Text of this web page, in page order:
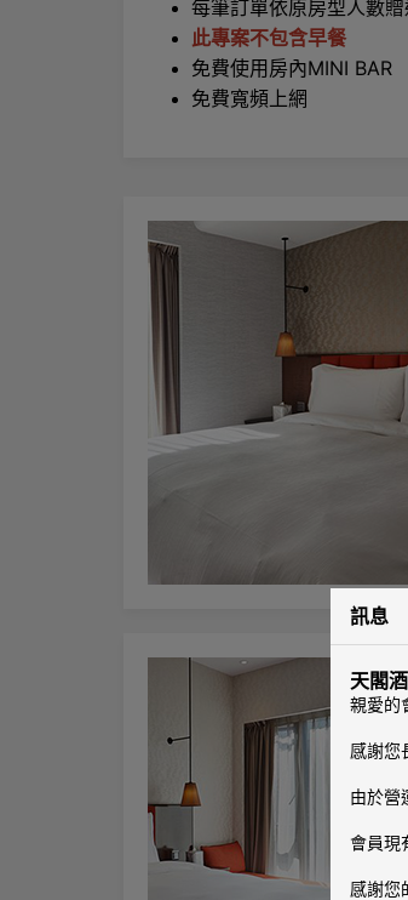
每筆訂單依原房型人數
此專案不包含早餐
免費使用房內MINI BAR
免費寬頻上網
訊息
天閣
親愛的
感謝您
由於營
會員現
感謝您